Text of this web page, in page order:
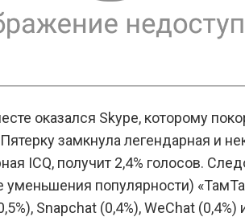
оказался Skype, которому
замкнула легендарная и
ICQ, получит 2,4% голосов.
уменьшения популярности)
Snapchat (0,4%), WeChat (0,4%)